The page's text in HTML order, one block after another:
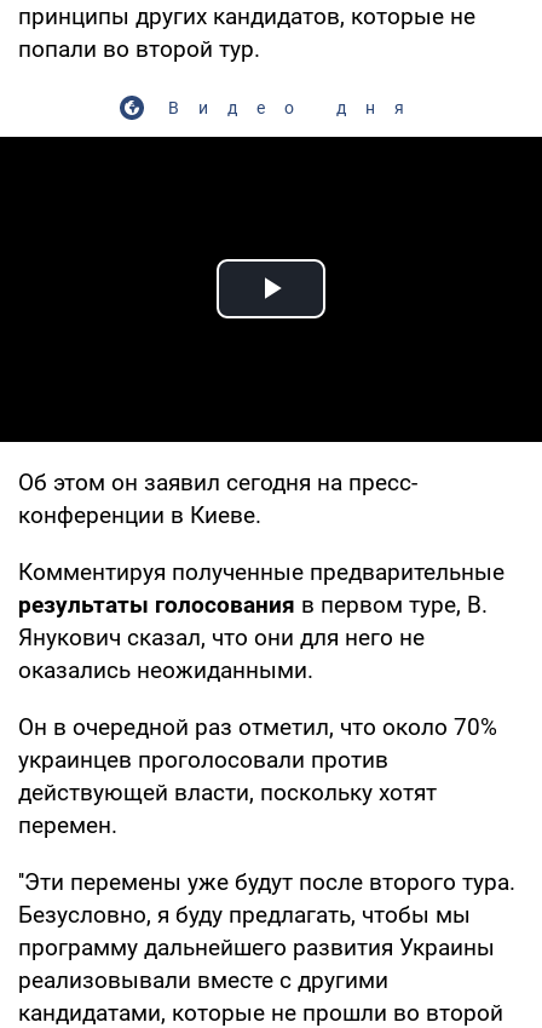
принципы других кандидатов, которые не
попали во второй тур.
Видео дня
Play Video
Об этом он заявил сегодня на пресс-
конференции в Киеве.
Комментируя полученные предварительные
результаты голосования в первом туре, В.
Янукович сказал, что они для него не
оказались неожиданными.
Он в очередной раз отметил, что около 70%
украинцев проголосовали против
действующей власти, поскольку хотят
перемен.
''Эти перемены уже будут после второго тура.
Безусловно, я буду предлагать, чтобы мы
программу дальнейшего развития Украины
реализовывали вместе с другими
кандидатами, которые не прошли во второй